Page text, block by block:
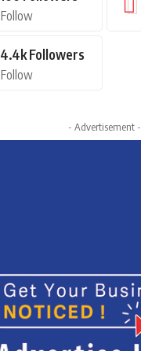
Follow
4.4kFollowers
Follow
- Advertisement -